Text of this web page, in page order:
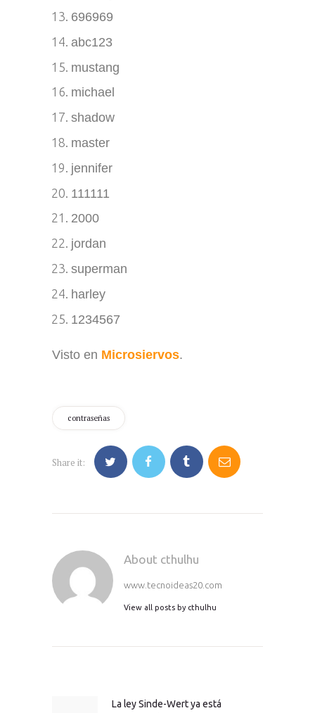
696969
abc123
mustang
michael
shadow
master
jennifer
111111
2000
jordan
superman
harley
1234567
Visto en Microsiervos.
contraseñas
Share it:
About cthulhu
www.tecnoideas20.com
View all posts by cthulhu
entradasPrevious
La ley Sinde-Wert ya está